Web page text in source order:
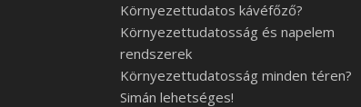
Környezettudatos kávéfőző?
Környezettudatosság és napelem
rendszerek
Környezettudatosság minden téren?
Simán lehetséges!